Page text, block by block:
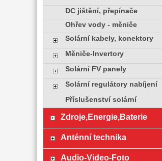
DC jištění, přepínače
Ohřev vody - měniče
Solární kabely, konektory
Měniče-Invertory
Solární FV panely
Solární regulátory nabíjení
Příslušenství solární
Zdroje,Energie,Baterie
Anténní technika
Audio-Video-Foto